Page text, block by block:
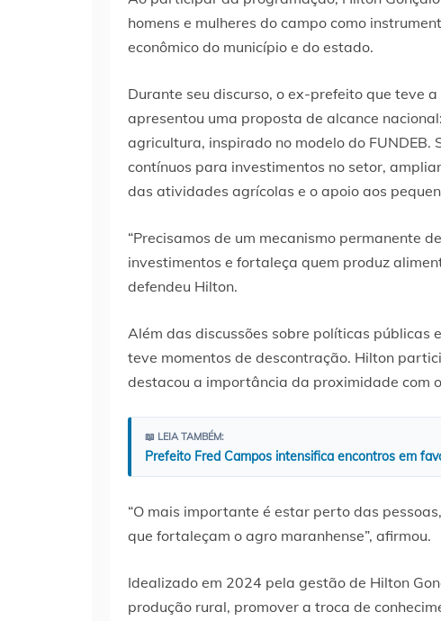
homens e mulheres do campo como
econômico do município e do estado.
Durante seu discurso, o ex-prefeito que teve
apresentou uma proposta de alcance
agricultura, inspirado no modelo do
contínuos para investimentos no setor,
das atividades agrícolas e o apoio aos
“Precisamos de um mecanismo permanente
investimentos e fortaleça quem produz
defendeu Hilton.
Além das discussões sobre políticas públicas
teve momentos de descontração. Hilton
destacou a importância da proximidade com
📖 LEIA TAMBÉM:
Prefeito Fred Campos intensifica encontros em
“O mais importante é estar perto das
que fortaleçam o agro maranhense”, afirmou.
Idealizado em 2024 pela gestão de Hilton
produção rural, promover a troca de